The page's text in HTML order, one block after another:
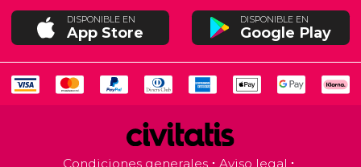
DISPONIBLE EN
App Store
DISPONIBLE EN
Google Play
Condiciones generales Aviso legal